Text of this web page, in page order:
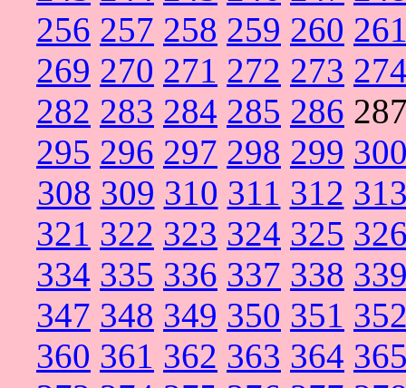
256 257 258 259 260
269 270 271 272 273
282 283 284 285 286
295 296 297 298 299
308 309 310 311 312
321 322 323 324 325
334 335 336 337 338
347 348 349 350 351
360 361 362 363 364